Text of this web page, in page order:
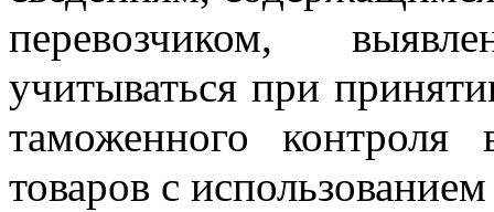
перевозчиком,
учитываться при
таможенного контроля
товаров с